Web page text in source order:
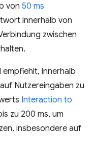
von 50 ms
innerhalb von
zwischen
innerhalb
Nutzereingaben zu
Interaction to
zu 200 ms, um
insbesondere auf